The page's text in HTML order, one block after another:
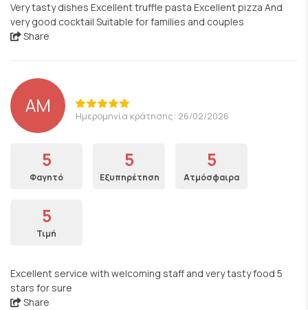
Very tasty dishes Excellent truffle pasta Excellent pizza And
very good cocktail Suitable for families and couples
Share
AM Ημερομηνία κράτησης: 26/02/2026
5
Φαγητό
5
Εξυπηρέτηση
5
Ατμόσφαιρα
5
Τιμή
Excellent service with welcoming staff and very tasty food 5
stars for sure
Share